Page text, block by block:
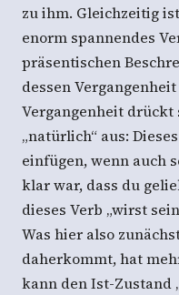
zu ihm. Gleichzeitig
enorm spannendes
präsentischen
dessen
Vergangenheit
„natürlich“ aus:
einfügen, wenn auch
klar war, dass du
dieses Verb „wirst
Was hier also
daherkommt, hat
kann den Ist-Zustand